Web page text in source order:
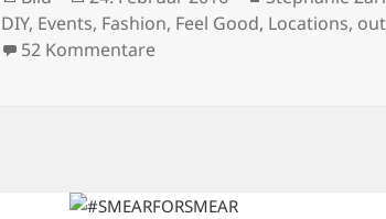
am
DIY, Events, Fashion, Feel Good, Locations,
52 Kommentarezu BERLINALE